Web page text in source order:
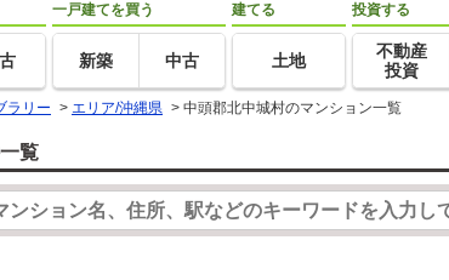
一戸建てを買う
新築 中古
建てる
土地
投資する
不動産
投資
ラリー > エリア/沖縄県 > 中頭郡北中城村のマンション一覧
覧